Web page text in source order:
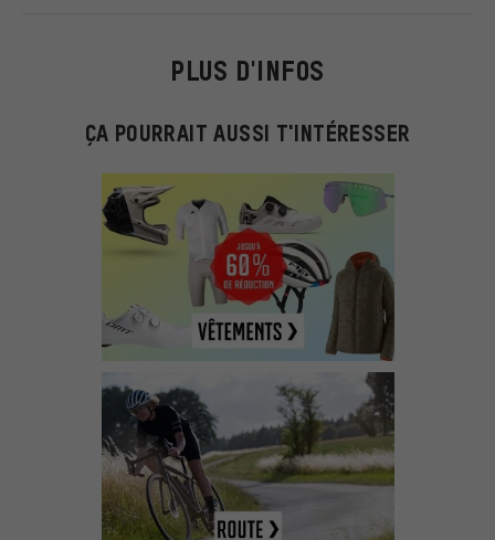
PLUS D'INFOS
ÇA POURRAIT AUSSI T'INTÉRESSER